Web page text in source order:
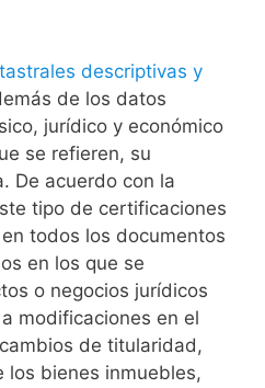
descriptivas y
de los datos
jurídico y económico
se refieren, su
De acuerdo con la
tipo de certificaciones
todos los documentos
en los que se
o negocios jurídicos
modificaciones en el
de titularidad,
los bienes inmuebles,